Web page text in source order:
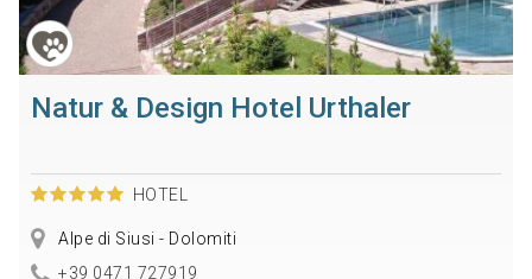
Natur & Design Hotel Urthaler
HOTEL
Alpe di Siusi - Dolomiti
+39 0471 727919